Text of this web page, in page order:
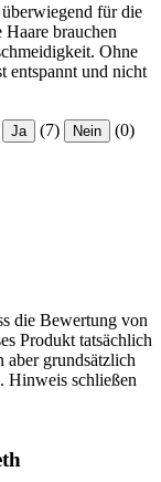
für die
brauchen
Ohne
entspannt und nicht
Ja (7) Nein (0)
die Bewertung von
Produkt tatsächlich
aber grundsätzlich
Hinweis schließen